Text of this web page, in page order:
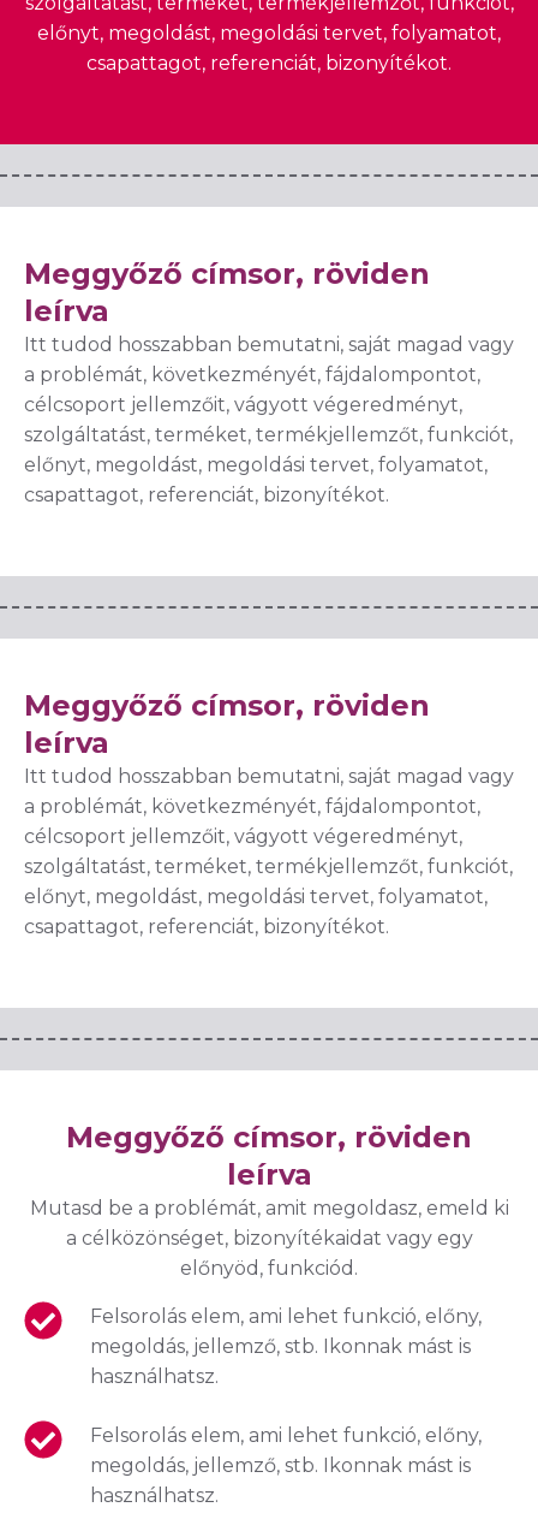
előnyt, megoldást, megoldási tervet, folyamatot,
csapattagot, referenciát, bizonyítékot.
Meggyőző címsor, röviden
leírva
Itt tudod hosszabban bemutatni, saját magad vagy
a problémát, következményét, fájdalompontot,
célcsoport jellemzőit, vágyott végeredményt,
szolgáltatást, terméket, termékjellemzőt, funkciót,
előnyt, megoldást, megoldási tervet, folyamatot,
csapattagot, referenciát, bizonyítékot.
Meggyőző címsor, röviden
leírva
Itt tudod hosszabban bemutatni, saját magad vagy
a problémát, következményét, fájdalompontot,
célcsoport jellemzőit, vágyott végeredményt,
szolgáltatást, terméket, termékjellemzőt, funkciót,
előnyt, megoldást, megoldási tervet, folyamatot,
csapattagot, referenciát, bizonyítékot.
Meggyőző címsor, röviden
leírva
Mutasd be a problémát, amit megoldasz, emeld ki
a célközönséget, bizonyítékaidat vagy egy
előnyöd, funkciód.
Felsorolás elem, ami lehet funkció, előny,
megoldás, jellemző, stb. Ikonnak mást is
használhatsz.
Felsorolás elem, ami lehet funkció, előny,
megoldás, jellemző, stb. Ikonnak mást is
használhatsz.